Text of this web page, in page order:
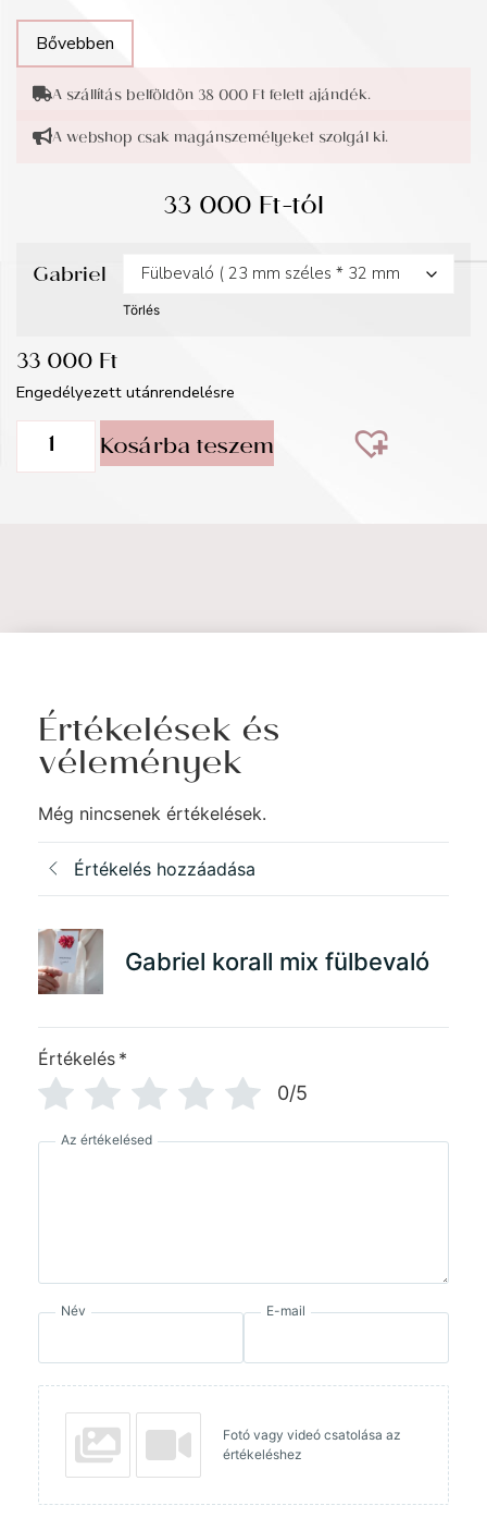
Bővebben
A szállítás belföldön 38 000 Ft felett ajándék.
A webshop csak magánszemélyeket szolgál ki.
33 000Ft-tól
Gabriel
Törlés
33 000Ft
Engedélyezett utánrendelésre
Kosárba teszem
Értékelések és
vélemények
Még nincsenek értékelések.
Értékelés hozzáadása
Gabriel korall mix fülbevaló
Értékelés *
0/5
Az értékelésed
Név E-mail
Fotó vagy videó csatolása az
értékeléshez